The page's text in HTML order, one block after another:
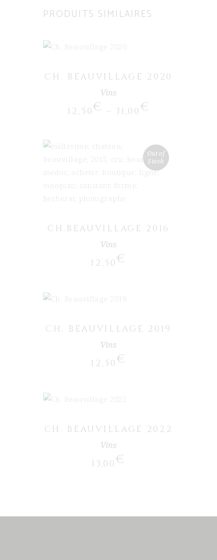
PRODUITS SIMILAIRES
Ce produit a plusieurs
être choisies sur la page du
produit
CH. BEAUVILLAGE 2020
Vins
12,50€ – 31,00€
Out of
Stock
LIRE LA SUITE
CH.BEAUVILLAGE 2016
Vins
12,50€
CH. BEAUVILLAGE 2019
Vins
12,50€
CH. BEAUVILLAGE 2022
Vins
13,00€